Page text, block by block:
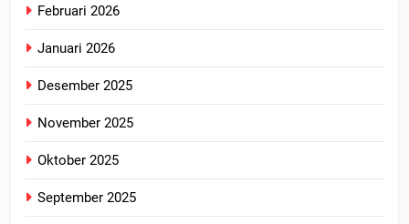
Februari 2026
Januari 2026
Desember 2025
November 2025
Oktober 2025
September 2025